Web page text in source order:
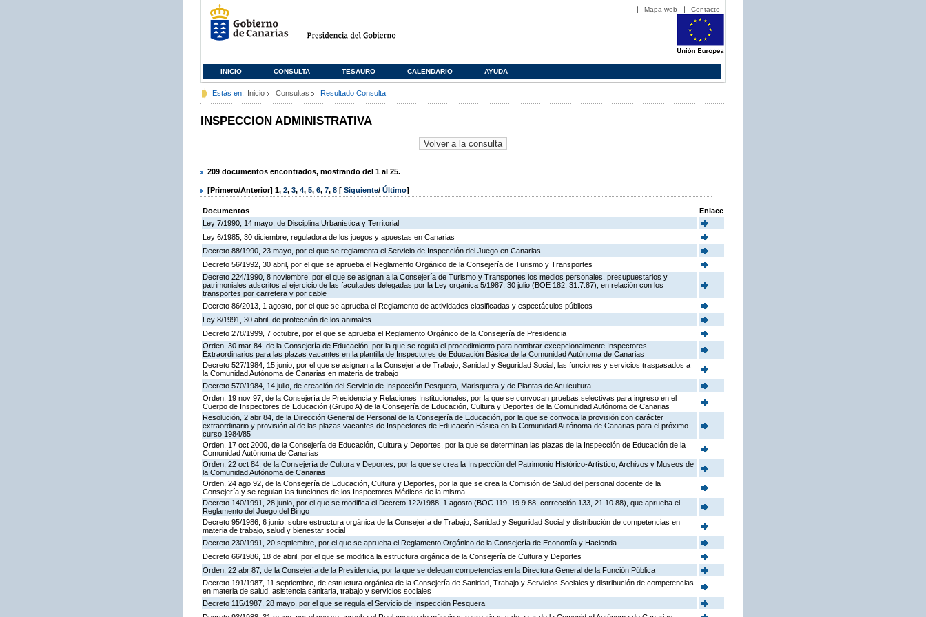
Mapa web Contacto
INICIO CONSULTA TESAURO CALENDARIO AYUDA
Estás en: Inicio Consultas Resultado Consulta
INSPECCION ADMINISTRATIVA
209 documentos encontrados, mostrando del 1 al 25.
[Primero/Anterior] 1, 2, 3, 4, 5, 6, 7, 8 [ Siguiente/ Último]
Documentos
Enlace
Ley 7/1990, 14 mayo, de Disciplina Urbanística y Territorial
Ley 6/1985, 30 diciembre, reguladora de los juegos y apuestas en Canarias
Decreto 88/1990, 23 mayo, por el que se reglamenta el Servicio de Inspección del Juego en Canarias
Decreto 56/1992, 30 abril, por el que se aprueba el Reglamento Orgánico de la Consejería de Turismo y Transportes
Decreto 224/1990, 8 noviembre, por el que se asignan a la Consejería de Turismo y Transportes los medios personales, presupuestarios y
patrimoniales adscritos al ejercicio de las facultades delegadas por la Ley orgánica 5/1987, 30 julio (BOE 182, 31.7.87), en relación con los
transportes por carretera y por cable
Decreto 86/2013, 1 agosto, por el que se aprueba el Reglamento de actividades clasificadas y espectáculos públicos
Ley 8/1991, 30 abril, de protección de los animales
Decreto 278/1999, 7 octubre, por el que se aprueba el Reglamento Orgánico de la Consejería de Presidencia
Orden, 30 mar 84, de la Consejería de Educación, por la que se regula el procedimiento para nombrar excepcionalmente Inspectores
Extraordinarios para las plazas vacantes en la plantilla de Inspectores de Educación Básica de la Comunidad Autónoma de Canarias
Decreto 527/1984, 15 junio, por el que se asignan a la Consejería de Trabajo, Sanidad y Seguridad Social, las funciones y servicios traspasados a
la Comunidad Autónoma de Canarias en materia de trabajo
Decreto 570/1984, 14 julio, de creación del Servicio de Inspección Pesquera, Marisquera y de Plantas de Acuicultura
Orden, 19 nov 97, de la Consejería de Presidencia y Relaciones Institucionales, por la que se convocan pruebas selectivas para ingreso en el
Cuerpo de Inspectores de Educación (Grupo A) de la Consejería de Educación, Cultura y Deportes de la Comunidad Autónoma de Canarias
Resolución, 2 abr 84, de la Dirección General de Personal de la Consejería de Educación, por la que se convoca la provisión con carácter
extraordinario y provisión al de las plazas vacantes de Inspectores de Educación Básica en la Comunidad Autónoma de Canarias para el próximo
curso 1984/85
Orden, 17 oct 2000, de la Consejería de Educación, Cultura y Deportes, por la que se determinan las plazas de la Inspección de Educación de la
Comunidad Autónoma de Canarias
Orden, 22 oct 84, de la Consejería de Cultura y Deportes, por la que se crea la Inspección del Patrimonio Histórico-Artístico, Archivos y Museos de
la Comunidad Autónoma de Canarias
Orden, 24 ago 92, de la Consejería de Educación, Cultura y Deportes, por la que se crea la Comisión de Salud del personal docente de la
Consejería y se regulan las funciones de los Inspectores Médicos de la misma
Decreto 140/1991, 28 junio, por el que se modifica el Decreto 122/1988, 1 agosto (BOC 119, 19.9.88, corrección 133, 21.10.88), que aprueba el
Reglamento del Juego del Bingo
Decreto 95/1986, 6 junio, sobre estructura orgánica de la Consejería de Trabajo, Sanidad y Seguridad Social y distribución de competencias en
materia de trabajo, salud y bienestar social
Decreto 230/1991, 20 septiembre, por el que se aprueba el Reglamento Orgánico de la Consejería de Economía y Hacienda
Decreto 66/1986, 18 de abril, por el que se modifica la estructura orgánica de la Consejería de Cultura y Deportes
Orden, 22 abr 87, de la Consejería de la Presidencia, por la que se delegan competencias en la Directora General de la Función Pública
Decreto 191/1987, 11 septiembre, de estructura orgánica de la Consejería de Sanidad, Trabajo y Servicios Sociales y distribución de competencias
en materia de salud, asistencia sanitaria, trabajo y servicios sociales
Decreto 115/1987, 28 mayo, por el que se regula el Servicio de Inspección Pesquera